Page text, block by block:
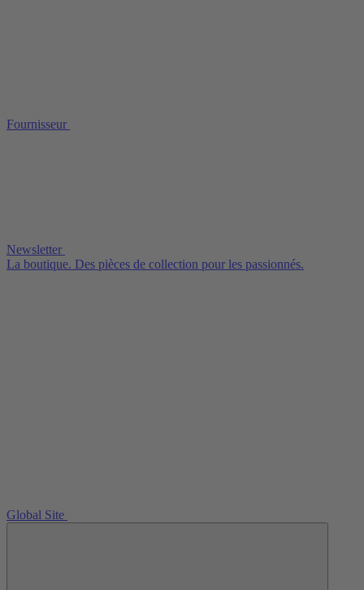
Fournisseur
Newsletter
La boutique. Des pièces de collection pour les passionnés.
Global Site